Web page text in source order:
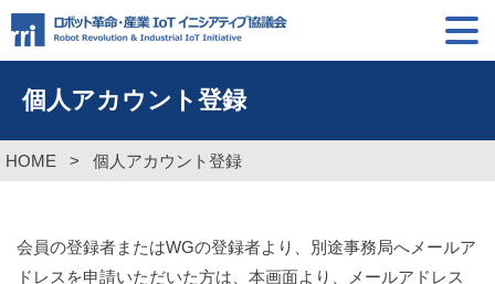
個人アカウント登録
HOME > 個人アカウント登録
会員の登録者またはWGの登録者より、別途事務局へメールア
ドレスを申請いただいた方は、本画面より、メールアドレス